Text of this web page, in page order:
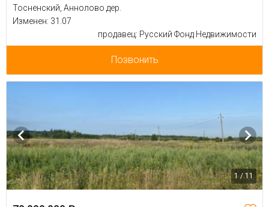
Тосненский, Аннолово дер.
Изменен: 31.07
продавец: Русский Фонд Недвижимости
Позвонить
1 / 11